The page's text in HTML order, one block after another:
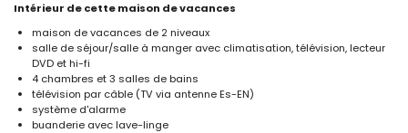
Intérieur de cette maison de vacances
maison de vacances de 2 niveaux
salle de séjour/salle à manger avec climatisation, télévision, lecteur
DVD et hi-fi
4 chambres et 3 salles de bains
télévision par câble (TV via antenne Es-EN)
système d'alarme
buanderie avec lave-linge